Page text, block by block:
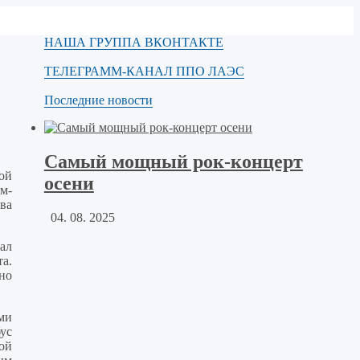
НАША ГРУППА ВКОНТАКТЕ
ТЕЛЕГРАММ-КАНАЛ ППО ЛАЭС
Последние новости
Самый мощный рок-концерт
осени
04. 08. 2025